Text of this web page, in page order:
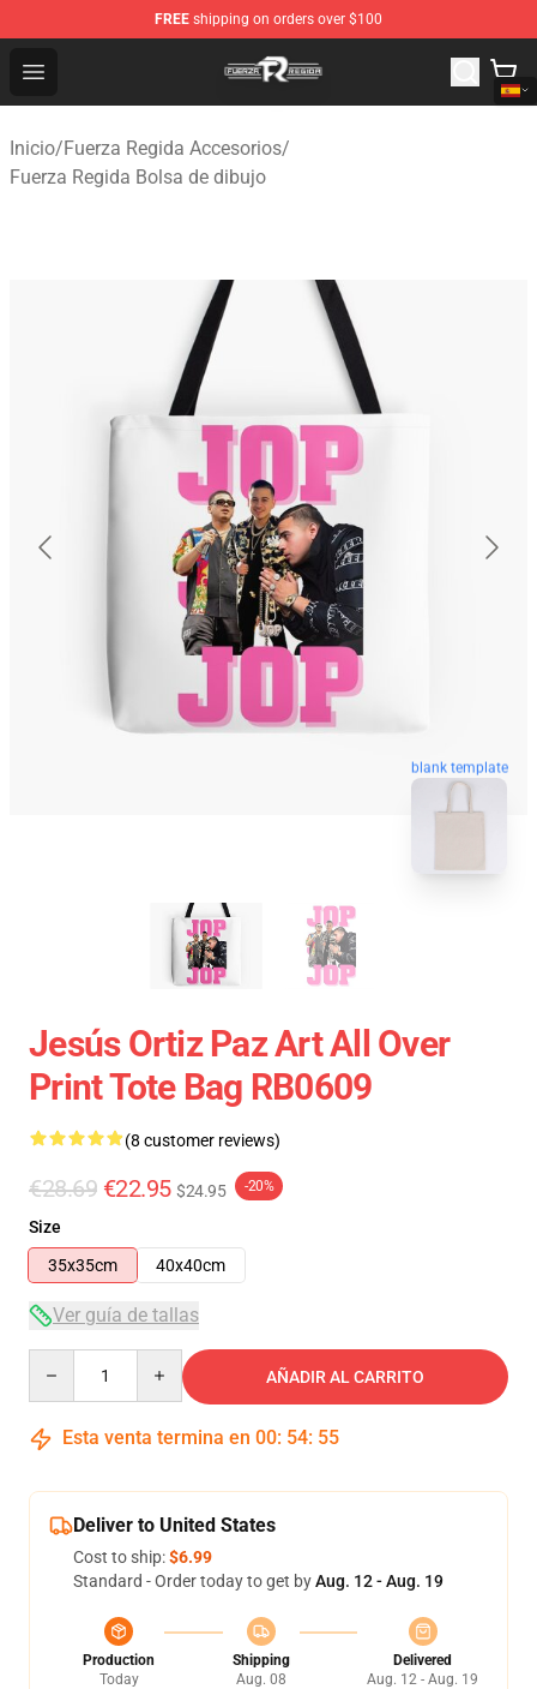
FREE shipping on orders over $100
Open menu
Fuerza Regida Shop - Official Fuerza Regida
Inicio/Fuerza Regida Accesorios/
Fuerza Regida Bolsa de dibujo
blank template
Jesús Ortiz Paz Art All Over
Print Tote Bag RB0609
(8 customer reviews)
€28.69 €22.95 $24.95 -20%
Size
35x35cm
40x40cm
Ver guía de tallas
AÑADIR AL CARRITO
Esta venta termina en 00: 54: 54
Deliver to United States
Cost to ship:$6.99
Standard - Order today to get byAug. 12 - Aug. 19
Production
Today
Shipping
Aug. 08
Delivered
Aug. 12 - Aug. 19